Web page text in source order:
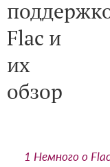
Flac и
их
обзор
1 Немного о Flac